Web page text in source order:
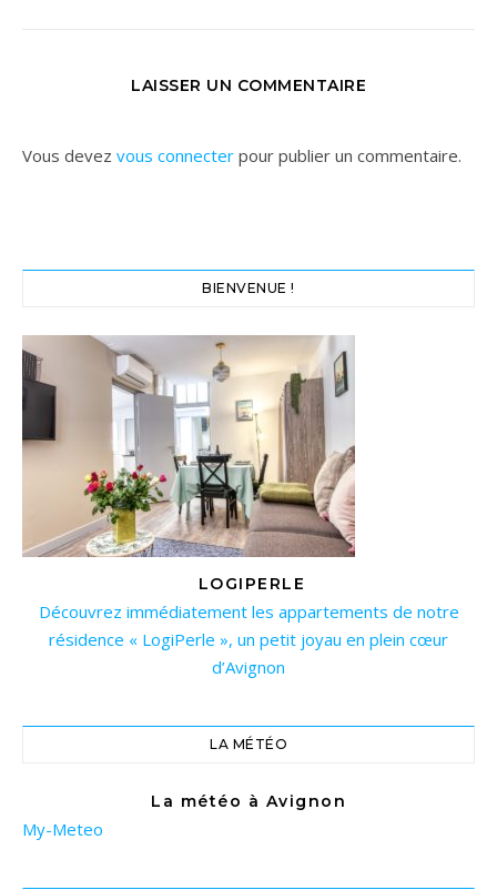
LAISSER UN COMMENTAIRE
Vous devez vous connecter pour publier un commentaire.
BIENVENUE !
LOGIPERLE
Découvrez immédiatement les appartements de notre
résidence « LogiPerle », un petit joyau en plein cœur
d’Avignon
LA MÉTÉO
La météo à Avignon
My-Meteo